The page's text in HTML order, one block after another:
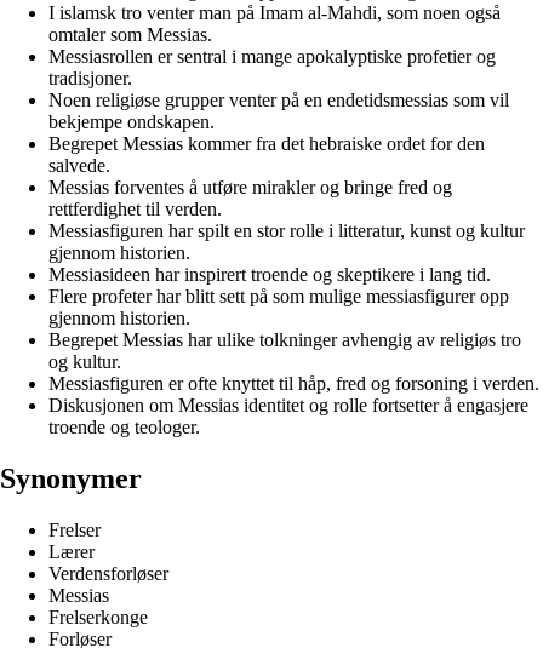
I islamsk tro venter man på Imam al-Mahdi, som noen også
omtaler som Messias.
Messiasrollen er sentral i mange apokalyptiske profetier og
tradisjoner.
Noen religiøse grupper venter på en endetidsmessias som vil
bekjempe ondskapen.
Begrepet Messias kommer fra det hebraiske ordet for den
salvede.
Messias forventes å utføre mirakler og bringe fred og
rettferdighet til verden.
Messiasfiguren har spilt en stor rolle i litteratur, kunst og kultur
gjennom historien.
Messiasideen har inspirert troende og skeptikere i lang tid.
Flere profeter har blitt sett på som mulige messiasfigurer opp
gjennom historien.
Begrepet Messias har ulike tolkninger avhengig av religiøs tro
og kultur.
Messiasfiguren er ofte knyttet til håp, fred og forsoning i verden.
Diskusjonen om Messias identitet og rolle fortsetter å engasjere
troende og teologer.
Synonymer
Frelser
Lærer
Verdensforløser
Messias
Frelserkonge
Forløser